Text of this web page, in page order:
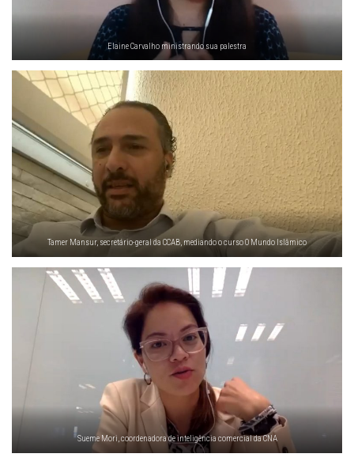
Elaine Carvalho ministrando sua palestra
Tamer Mansur, secretário-geral da CCAB, mediando o curso O Mundo Islâmico
Sueme Mori, coordenadora de inteligência comercial da CNA